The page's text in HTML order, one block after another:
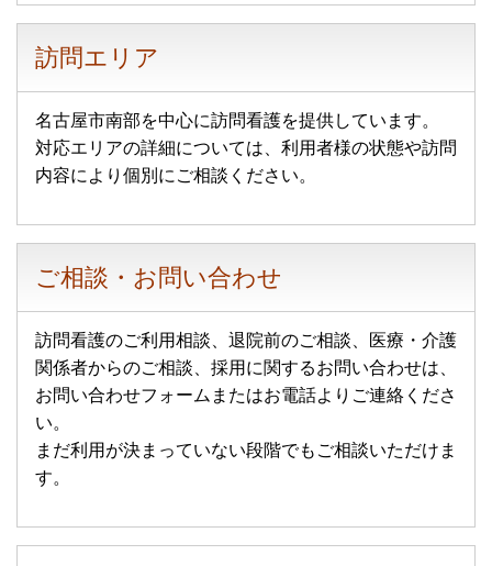
訪問エリア
名古屋市南部を中心に訪問看護を提供しています。
対応エリアの詳細については、利用者様の状態や訪問
内容により個別にご相談ください。
ご相談・お問い合わせ
訪問看護のご利用相談、退院前のご相談、医療・介護
関係者からのご相談、採用に関するお問い合わせは、
お問い合わせフォームまたはお電話よりご連絡くださ
い。
まだ利用が決まっていない段階でもご相談いただけま
す。